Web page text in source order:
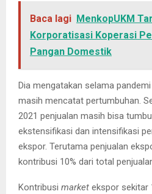
Baca lagi MenkopUKM
Korporatisasi Koperasi
Pangan Domestik
Dia mengatakan selama
masih mencatat pertumbuhan.
2021 penjualan masih bisa
ekstensifikasi dan intensifikasi
ekspor. Terutama penjualan
kontribusi 10% dari total
Kontribusi market ekspor sekitar